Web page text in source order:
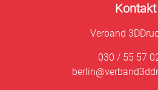
Kontakt
Verband
030 / 55 57